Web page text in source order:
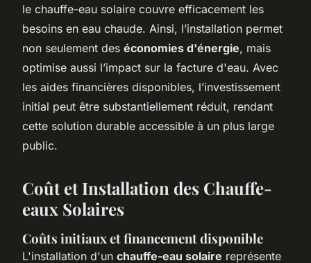
le chauffe-eau solaire couvre efficacement les
besoins en eau chaude. Ainsi, l’installation permet
non seulement des économies d'énergie, mais
optimise aussi l’impact sur la facture d'eau. Avec
les aides financières disponibles, l’investissement
initial peut être substantiellement réduit, rendant
cette solution durable accessible à un plus large
public.
Coût et Installation des Chauffe-
eaux Solaires
Coûts initiaux et financement disponible
L'installation d'un chauffe-eau solaire représente